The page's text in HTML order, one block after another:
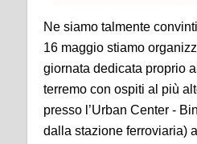
Ne siamo talmente
16 maggio stiamo
giornata dedicata proprio
terremo con ospiti al più
presso l’Urban Center -
dalla stazione ferroviaria)